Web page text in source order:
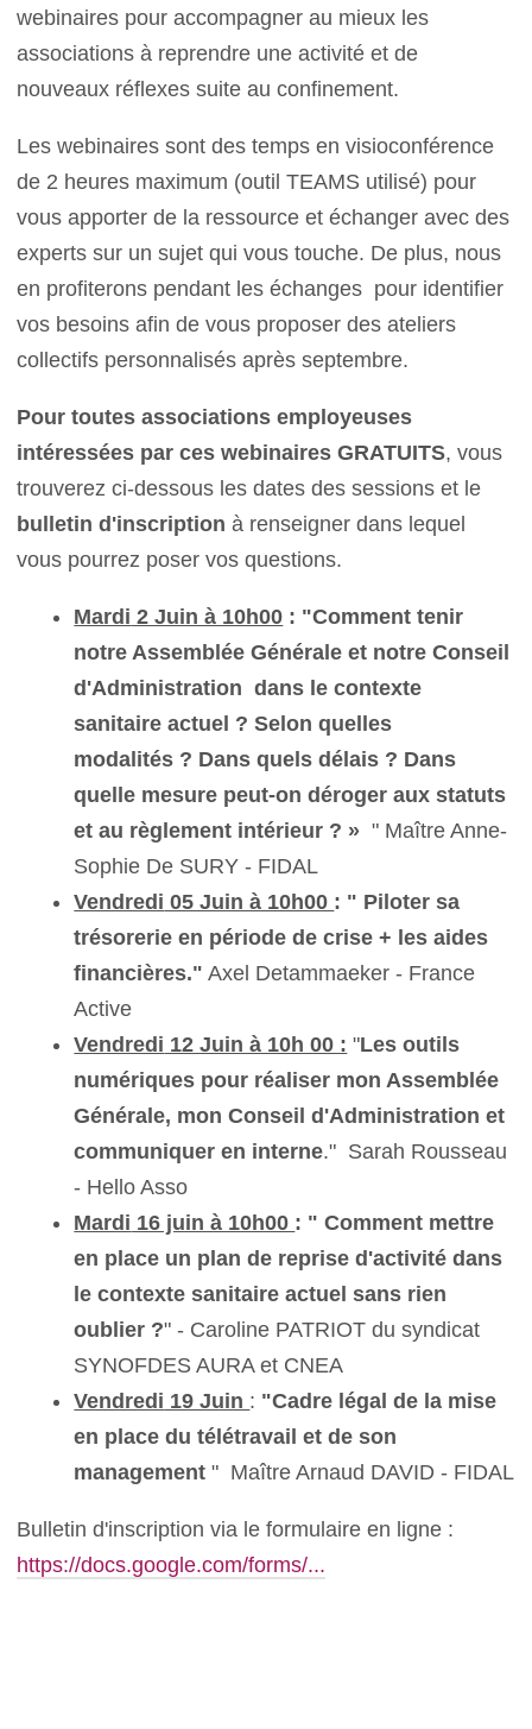
webinaires pour accompagner au mieux les
associations à reprendre une activité et de
nouveaux réflexes suite au confinement.
Les webinaires sont des temps en visioconférence
de 2 heures maximum (outil TEAMS utilisé) pour
vous apporter de la ressource et échanger avec des
experts sur un sujet qui vous touche. De plus, nous
en profiterons pendant les échanges pour identifier
vos besoins afin de vous proposer des ateliers
collectifs personnalisés après septembre.
Pour toutes associations employeuses
intéressées par ces webinaires GRATUITS, vous
trouverez ci-dessous les dates des sessions et le
bulletin d'inscription à renseigner dans lequel
vous pourrez poser vos questions.
Mardi 2 Juin à 10h00 : "Comment tenir
notre Assemblée Générale et notre Conseil
d'Administration dans le contexte
sanitaire actuel ? Selon quelles
modalités ? Dans quels délais ? Dans
quelle mesure peut-on déroger aux statuts
et au règlement intérieur ? »" Maître Anne-
Sophie De SURY - FIDAL
Vendredi 05 Juin à 10h00 : " Piloter sa
trésorerie en période de crise + les aides
financières." Axel Detammaeker - France
Active
Vendredi 12 Juin à 10h 00 : "Les outils
numériques pour réaliser mon Assemblée
Générale, mon Conseil d'Administration et
communiquer en interne." Sarah Rousseau
- Hello Asso
Mardi 16 juin à 10h00 : " Comment mettre
en place un plan de reprise d'activité dans
le contexte sanitaire actuel sans rien
oublier ?" - Caroline PATRIOT du syndicat
SYNOFDES AURA et CNEA
Vendredi 19 Juin : "Cadre légal de la mise
en place du télétravail et de son
management " Maître Arnaud DAVID - FIDAL
Bulletin d'inscription via le formulaire en ligne :
https://docs.google.com/forms/...